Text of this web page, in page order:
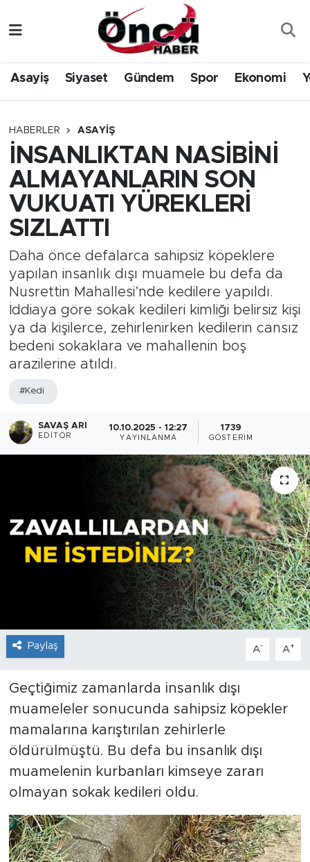
Asayiş Siyaset Gündem Spor Ekonomi
HABERLER ASAYIŞ
İNSANLIKTAN NASİBİNİ
ALMAYANLARIN SON
VUKUATI YÜREKLERİ
SIZLATTI
Daha önce defalarca sahipsiz köpeklere
yapılan insanlık dışı muamele bu defa da
Nusrettin Mahallesi’nde kedilere yapıldı.
İddiaya göre sokak kedileri kimliği belirsiz kişi
ya da kişilerce, zehirlenirken kedilerin cansız
bedeni sokaklara ve mahallenin boş
arazilerine atıldı.
#Kedi
SAVAŞ ARI
EDITÖR
10.10.2025 - 12:27
YAYINLANMA
1739
GÖSTERIM
Paylaş A- A+
Geçtiğimiz zamanlarda insanlık dışı
muameleler sonucunda sahipsiz köpekler
mamalarına karıştırılan zehirlerle
öldürülmüştü. Bu defa bu insanlık dışı
muamelenin kurbanları kimseye zararı
olmayan sokak kedileri oldu.
Gündem
Sağlık & Çevre
Spor
Siyaset
Yerel Haber
Öncü TV İzle
Düzce Nöbetçi Eczaneler
Düzce Hava Durumu
Düzce Namaz Vakitleri
Düzce Trafik Yoğunluk Haritası
Süper Lig Puan Durumu ve Fikstür
Tüm Manşetler
Haber Arşivi